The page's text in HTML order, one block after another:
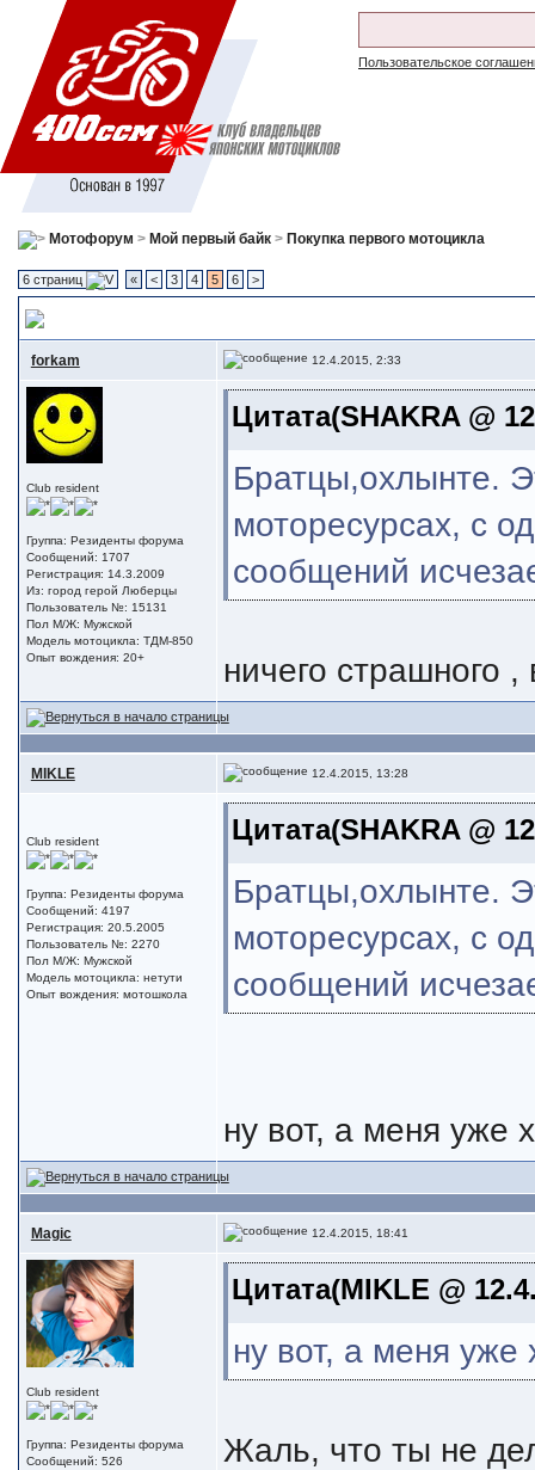
Пользовательское
Мотофорум > Мой первый байк> Покупка первого мотоцикла
6 страниц « < 3 4 5 6 >
forkam 12.4.2015, 2:33
Club resident
Группа: Резиденты форума
Сообщений: 1707
Регистрация: 14.3.2009
Из: город герой Люберцы
Пользователь №: 15131
Пол М/Ж: Мужской
Модель мотоцикла: ТДМ-850
Опыт вождения: 20+
Цитата(SHAKRA @
Братцы,охлынте.
моторесурсах, с
сообщений
ничего страшного
MIKLE 12.4.2015, 13:28
Club resident
Группа: Резиденты форума
Сообщений: 4197
Регистрация: 20.5.2005
Пользователь №: 2270
Пол М/Ж: Мужской
Модель мотоцикла: нетути
Опыт вождения: мотошкола
Цитата(SHAKRA @
Братцы,охлынте.
моторесурсах, с
сообщений
ну вот, а меня уже
Magic 12.4.2015, 18:41
Club resident
Группа: Резиденты форума
Сообщений: 526
Цитата(MIKLE @
ну вот, а меня уже
Жаль, что ты не